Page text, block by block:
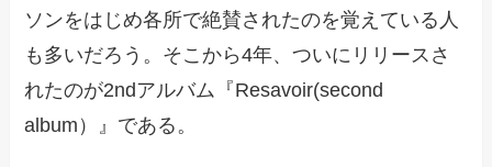
ソンをはじめ各所で絶賛されたのを覚えている人
も多いだろう。そこから4年、ついにリリースさ
れたのが2ndアルバム『Resavoir(second
album）』である。